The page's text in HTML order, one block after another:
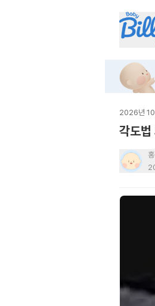
2026년 10
각도